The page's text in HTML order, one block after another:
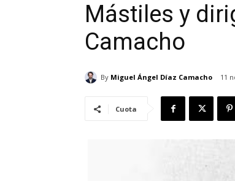
Mástiles y
Camacho
By Miguel Ángel Díaz Camacho 11
Cuota